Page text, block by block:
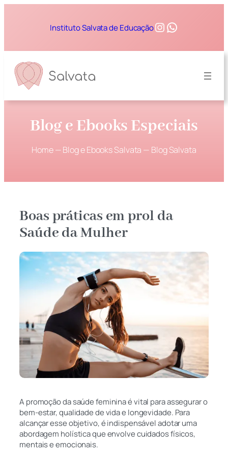
Instituto Salvata de EducaçãoInstagram
WhatsApp
Blog e Ebooks Especiais
Home—Blog e Ebooks Salvata — Blog Salvata
Boas práticas em prol da
Saúde da Mulher
A promoção da saúde feminina é vital para assegurar o
bem-estar, qualidade de vida e longevidade. Para
alcançar esse objetivo, é indispensável adotar uma
abordagem holística que envolve cuidados físicos,
mentais e emocionais.